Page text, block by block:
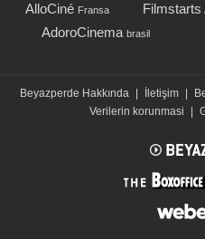
AlloCiné Fransa Filmstarts
AdoroCinema brasil
Beyazperde Hakkında İletişim
Verilerin korunmasi